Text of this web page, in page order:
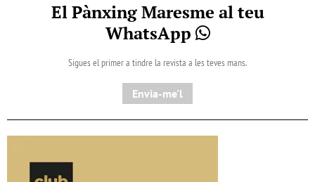
El Pànxing Maresme al teu
WhatsApp
Sigues el primer a tindre la revista a les teves mans.
Envia-me'l